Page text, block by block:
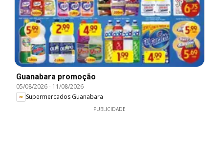
Guanabara promoção
05/08/2026- 11/08/2026
Supermercados Guanabara
PUBLICIDADE